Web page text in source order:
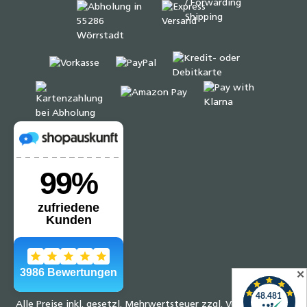
Alle Preise inkl. gesetzl. Mehrwertsteuer zzgl. Versandkosten
✕